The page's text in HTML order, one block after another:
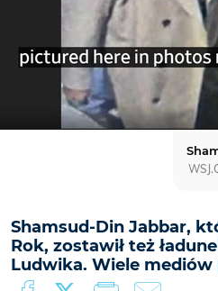
Shamsud-Din Jabbar,
Rok, zostawił też
Ludwika. Wiele